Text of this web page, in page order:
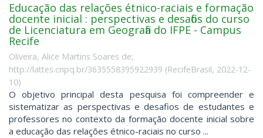
Educação das relações étnico-raciais e formação
docente inicial : perspectivas e desafios do curso
de Licenciatura em Geografia do IFPE - Campus
Recife
Oliveira, Alice Martins Soares de;
http://lattes.cnpq.br/3635558395922939 (RecifeBrasil, 2022-12-
10)
O objetivo principal desta pesquisa foi compreender e
sistematizar as perspectivas e desafios de estudantes e
professores no contexto da formação docente inicial sobre
a educação das relações étnico-raciais no curso ...